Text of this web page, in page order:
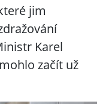
jim
Karel
začít už